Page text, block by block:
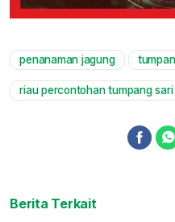
penanaman jagung
riau percontohan tumpang
Berita Terkait